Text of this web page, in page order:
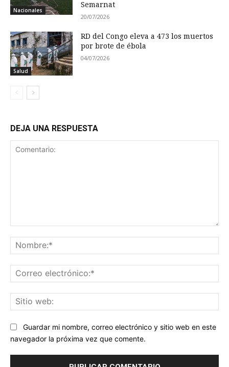
Nacionales
Semarnat
20/07/2026
Salud
RD del Congo eleva a 473 los muertos
por brote de ébola
04/07/2026
DEJA UNA RESPUESTA
Guardar mi nombre, correo electrónico y sitio web en este
navegador la próxima vez que comente.